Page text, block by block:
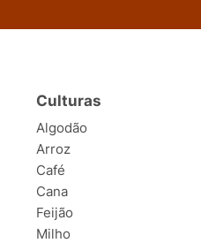
Culturas
Algodão
Arroz
Café
Cana
Feijão
Milho